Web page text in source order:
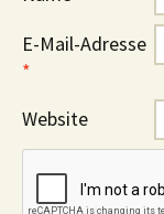
E-Mail-Adresse
*
Website